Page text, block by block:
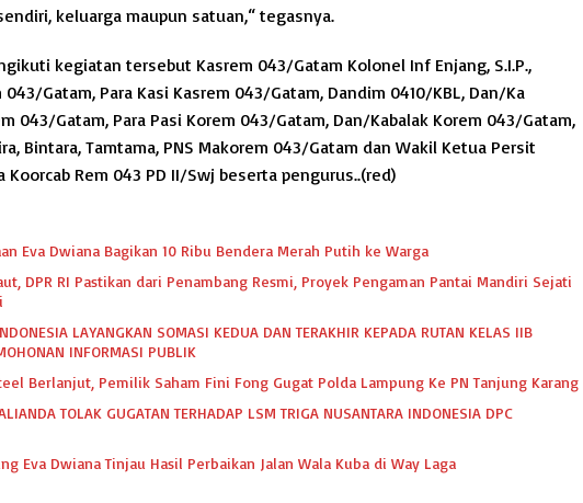
keluarga maupun satuan,“ tegasnya.
kegiatan tersebut Kasrem 043/Gatam Kolonel Inf Enjang, S.I.P.,
043/Gatam, Para Kasi Kasrem 043/Gatam, Dandim 0410/KBL, Dan/Ka
043/Gatam, Para Pasi Korem 043/Gatam, Dan/Kabalak Korem 043/Gatam,
Bintara, Tamtama, PNS Makorem 043/Gatam dan Wakil Ketua Persit
Koorcab Rem 043 PD II/Swj beserta pengurus..(red)
Eva Dwiana Bagikan 10 Ribu Bendera Merah Putih ke Warga
DPR RI Pastikan dari Penambang Resmi, Proyek Pengaman Pantai Mandiri Sejati
LAYANGKAN SOMASI KEDUA DAN TERAKHIR KEPADA RUTAN KELAS IIB
INFORMASI PUBLIK
Berlanjut, Pemilik Saham Fini Fong Gugat Polda Lampung Ke PN Tanjung Karang
TOLAK GUGATAN TERHADAP LSM TRIGA NUSANTARA INDONESIA DPC
Eva Dwiana Tinjau Hasil Perbaikan Jalan Wala Kuba di Way Laga